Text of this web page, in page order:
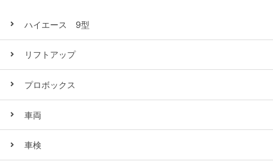
ハイエース 9型
リフトアップ
プロボックス
車両
車検